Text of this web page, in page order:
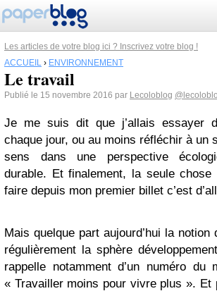
Les articles de votre blog ici ? Inscrivez votre blog !
ACCUEIL › ENVIRONNEMENT
Le travail
Publié le 15 novembre 2016 par Lecoloblog
Je me suis dit que j’allais essayer
chaque jour, ou au moins réfléchir à un
sens dans une perspective
durable. Et finalement, la seule chose
faire depuis mon premier billet c’est
Mais quelque part aujourd’hui la
régulièrement la sphère
rappelle notamment d’un numéro du
« Travailler moins pour vivre plus ». Et